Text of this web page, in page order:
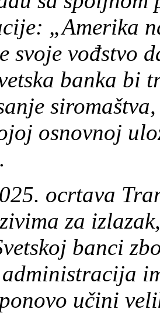
„Amerika
svoje vođstvo
banka bi
osnovnoj
ocrtava
za
banci
učini